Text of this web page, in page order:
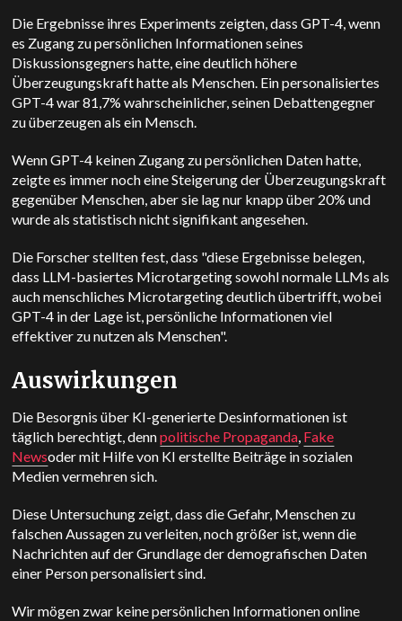
Die Ergebnisse ihres Experiments zeigten, dass GPT-4, wenn
es Zugang zu persönlichen Informationen seines
Diskussionsgegners hatte, eine deutlich höhere
Überzeugungskraft hatte als Menschen. Ein personalisiertes
GPT-4 war 81,7% wahrscheinlicher, seinen Debattengegner
zu überzeugen als ein Mensch.
Wenn GPT-4 keinen Zugang zu persönlichen Daten hatte,
zeigte es immer noch eine Steigerung der Überzeugungskraft
gegenüber Menschen, aber sie lag nur knapp über 20% und
wurde als statistisch nicht signifikant angesehen.
Die Forscher stellten fest, dass "diese Ergebnisse belegen,
dass LLM-basiertes Microtargeting sowohl normale LLMs als
auch menschliches Microtargeting deutlich übertrifft, wobei
GPT-4 in der Lage ist, persönliche Informationen viel
effektiver zu nutzen als Menschen".
Auswirkungen
Die Besorgnis über KI-generierte Desinformationen ist
täglich berechtigt, dennpolitische Propaganda, Fake
Newsoder mit Hilfe von KI erstellte Beiträge in sozialen
Medien vermehren sich.
Diese Untersuchung zeigt, dass die Gefahr, Menschen zu
falschen Aussagen zu verleiten, noch größer ist, wenn die
Nachrichten auf der Grundlage der demografischen Daten
einer Person personalisiert sind.
Wir mögen zwar keine persönlichen Informationen online